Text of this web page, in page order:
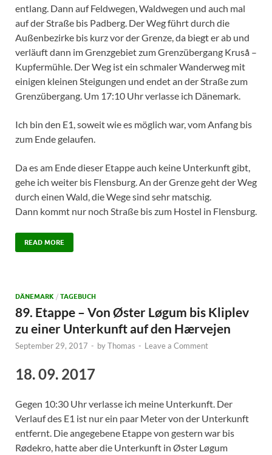
entlang. Dann auf Feldwegen, Waldwegen und auch mal
auf der Straße bis Padberg. Der Weg führt durch die
Außenbezirke bis kurz vor der Grenze, da biegt er ab und
verläuft dann im Grenzgebiet zum Grenzübergang Kruså –
Kupfermühle. Der Weg ist ein schmaler Wanderweg mit
einigen kleinen Steigungen und endet an der Straße zum
Grenzübergang. Um 17:10 Uhr verlasse ich Dänemark.
Ich bin den E1, soweit wie es möglich war, vom Anfang bis
zum Ende gelaufen.
Da es am Ende dieser Etappe auch keine Unterkunft gibt,
gehe ich weiter bis Flensburg. An der Grenze geht der Weg
durch einen Wald, die Wege sind sehr matschig.
Dann kommt nur noch Straße bis zum Hostel in Flensburg.
READ MORE
DÄNEMARK / TAGEBUCH
89. Etappe – Von Øster Løgum bis Kliplev
zu einer Unterkunft auf den Hærvejen
September 29, 2017 - byThomas - Leave a Comment
18. 09. 2017
Gegen 10:30 Uhr verlasse ich meine Unterkunft. Der
Verlauf des E1 ist nur ein paar Meter von der Unterkunft
entfernt. Die angegebene Etappe von gestern war bis
Rødekro, hatte aber die Unterkunft in Øster Løgum